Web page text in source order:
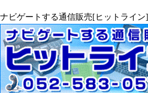
ナビゲートする通信販売[ヒットライン]